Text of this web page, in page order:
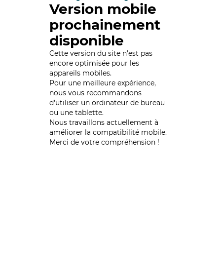
Version mobile
prochainement
disponible
Cette version du site n’est pas
encore optimisée pour les
appareils mobiles.
Pour une meilleure expérience,
nous vous recommandons
d'utiliser un ordinateur de bureau
ou une tablette.
Nous travaillons actuellement à
améliorer la compatibilité mobile.
Merci de votre compréhension !